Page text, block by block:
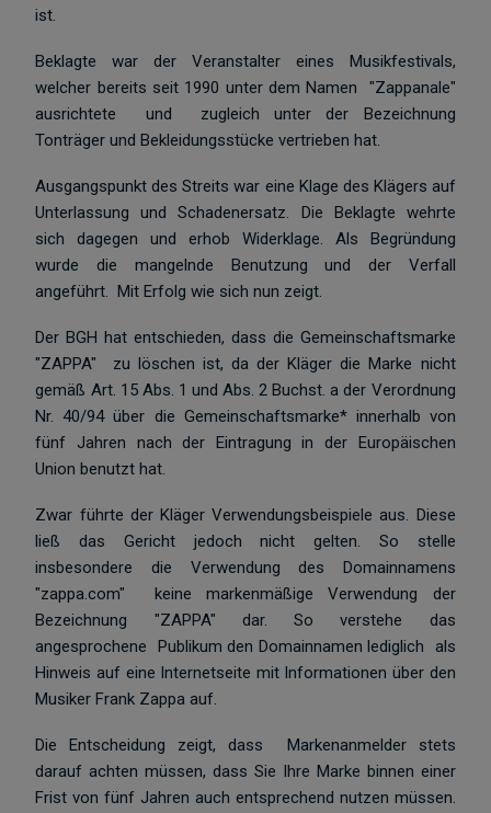
ist.
Beklagte war der Veranstalter eines Musikfestivals,
welcher bereits seit 1990 unter dem Namen "Zappanale"
ausrichtete und zugleich unter der Bezeichnung
Tonträger und Bekleidungsstücke vertrieben hat.
Ausgangspunkt des Streits war eine Klage des Klägers auf
Unterlassung und Schadenersatz. Die Beklagte wehrte
sich dagegen und erhob Widerklage. Als Begründung
wurde die mangelnde Benutzung und der Verfall
angeführt. Mit Erfolg wie sich nun zeigt.
Der BGH hat entschieden, dass die Gemeinschaftsmarke
"ZAPPA" zu löschen ist, da der Kläger die Marke nicht
gemäß Art. 15 Abs. 1 und Abs. 2 Buchst. a der Verordnung
Nr. 40/94 über die Gemeinschaftsmarke* innerhalb von
fünf Jahren nach der Eintragung in der Europäischen
Union benutzt hat.
Zwar führte der Kläger Verwendungsbeispiele aus. Diese
ließ das Gericht jedoch nicht gelten. So stelle
insbesondere die Verwendung des Domainnamens
"zappa.com" keine markenmäßige Verwendung der
Bezeichnung "ZAPPA" dar. So verstehe das
angesprochene Publikum den Domainnamen lediglich als
Hinweis auf eine Internetseite mit Informationen über den
Musiker Frank Zappa auf.
Die Entscheidung zeigt, dass Markenanmelder stets
darauf achten müssen, dass Sie Ihre Marke binnen einer
Frist von fünf Jahren auch entsprechend nutzen müssen.